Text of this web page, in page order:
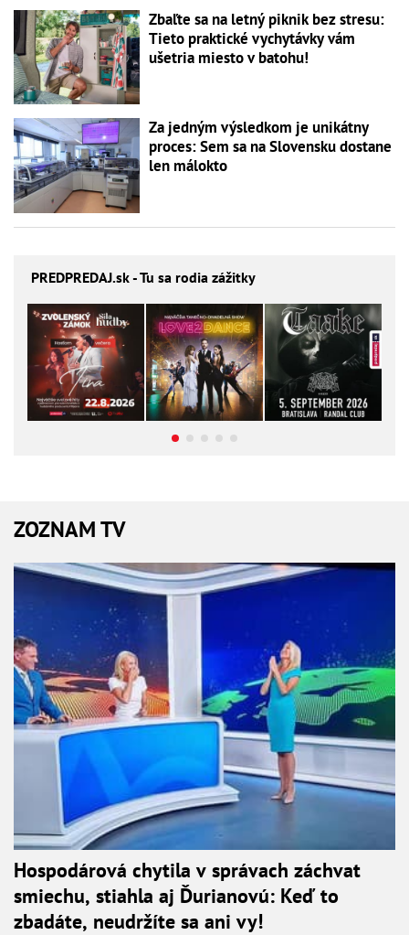
Zbaľte sa na letný piknik bez stresu:
Tieto praktické vychytávky vám
ušetria miesto v batohu!
Za jedným výsledkom je unikátny
proces: Sem sa na Slovensku dostane
len málokto
PREDPREDAJ.sk - Tu sa rodia zážitky
ZOZNAM TV
Hospodárová chytila v správach záchvat
smiechu, stiahla aj Ďurianovú: Keď to
zbadáte, neudržíte sa ani vy!